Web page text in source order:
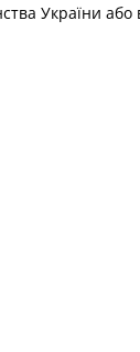
України або